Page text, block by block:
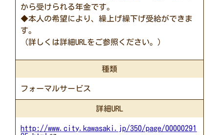
から受けられる年金です。
◆本人の希望により、繰上げ繰下げ受給ができま
す。
（詳しくは詳細URLをご参照ください。）
種類
フォーマルサービス
詳細URL
http://www.city.kawasaki.jp/350/page/00000291